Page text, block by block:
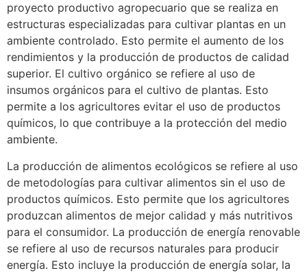
proyecto productivo agropecuario que se realiza en
estructuras especializadas para cultivar plantas en un
ambiente controlado. Esto permite el aumento de los
rendimientos y la producción de productos de calidad
superior. El cultivo orgánico se refiere al uso de
insumos orgánicos para el cultivo de plantas. Esto
permite a los agricultores evitar el uso de productos
químicos, lo que contribuye a la protección del medio
ambiente.
La producción de alimentos ecológicos se refiere al uso
de metodologías para cultivar alimentos sin el uso de
productos químicos. Esto permite que los agricultores
produzcan alimentos de mejor calidad y más nutritivos
para el consumidor. La producción de energía renovable
se refiere al uso de recursos naturales para producir
energía. Esto incluye la producción de energía solar, la